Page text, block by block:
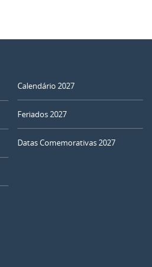
Calendário 2027
Feriados 2027
Datas Comemorativas 2027